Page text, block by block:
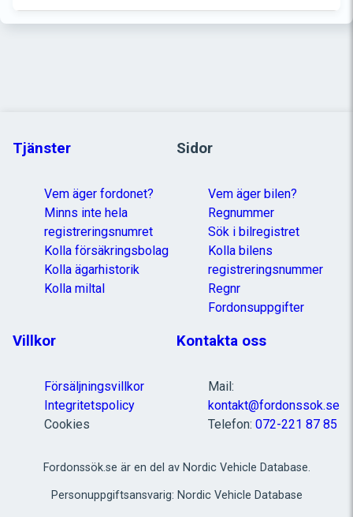
Tjänster
Vem äger fordonet?
Minns inte hela
registreringsnumret
Kolla försäkringsbolag
Kolla ägarhistorik
Kolla miltal
Sidor
Vem äger bilen?
Regnummer
Sök i bilregistret
Kolla bilens
registreringsnummer
Regnr
Fordonsuppgifter
Villkor
Försäljningsvillkor
Integritetspolicy
Cookies
Kontakta oss
Mail:
kontakt@fordonssok.se
Telefon: 072-221 87 85
Fordonssök.se är en del av Nordic Vehicle Database.
Personuppgiftsansvarig: Nordic Vehicle Database